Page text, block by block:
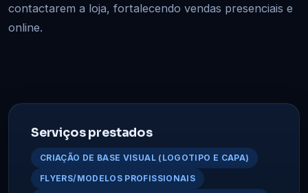
contactarem a loja, fortalecendo vendas presenciais e
online.
Serviços prestados
CRIAÇÃO DE BASE VISUAL (LOGOTIPO E CAPA)
FLYERS/MODELOS PROFISSIONAIS